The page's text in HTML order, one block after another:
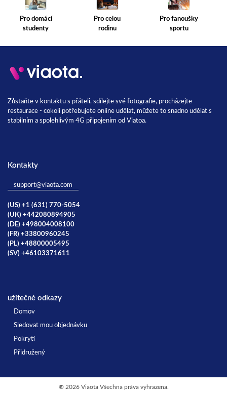
Pro domácí
studenty
Pro celou
rodinu
Pro fanoušky
sportu
Zůstaňte v kontaktu s přáteli, sdílejte své fotografie, procházejte
restaurace - cokoli potřebujete online udělat, můžete to snadno udělat s
stabilním a spolehlivým 4G připojením od Viatoa.
Kontakty
support@viaota.com
(US) +1 (631) 770-5054
(UK) +442080894905
(DE) +498004008100
(FR) +33800960245
(PL) +48800005495
(SV) +46103371611
užitečné odkazy
Domov
Sledovat mou objednávku
Pokrytí
Přidružený
® 2026 Viaota Všechna práva vyhrazena.